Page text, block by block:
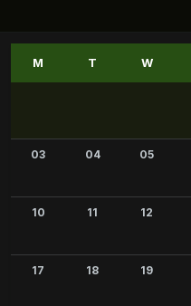
03 04 05
10 11 12
17 18 19